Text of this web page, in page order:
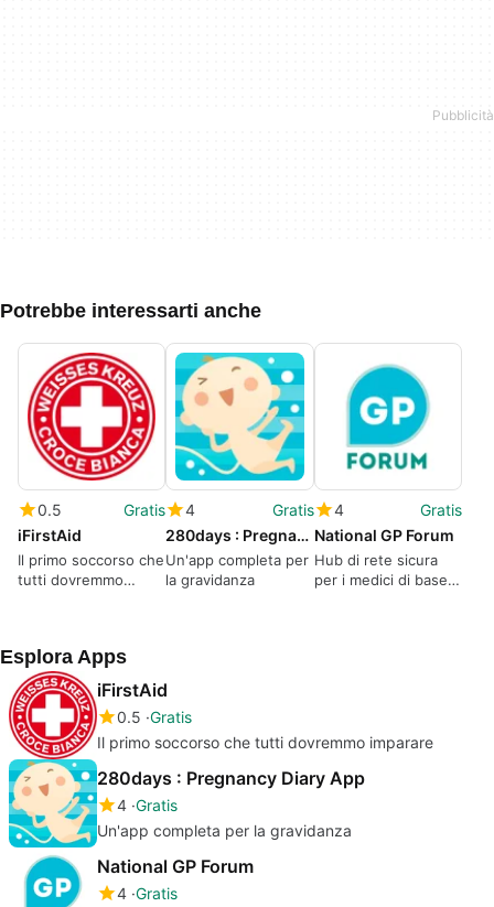
Potrebbe interessarti anche
0.5
Gratis
iFirstAid
Il primo soccorso che
tutti dovremmo
4
Gratis
280days : Pregnancy Diary App
Un'app completa per
la gravidanza
4
Gratis
National GP Forum
Hub di rete sicura
per i medici di base
Esplora Apps
iFirstAid
0.5 Gratis
Il primo soccorso che tutti dovremmo imparare
280days : Pregnancy Diary App
4 Gratis
Un'app completa per la gravidanza
National GP Forum
4 Gratis